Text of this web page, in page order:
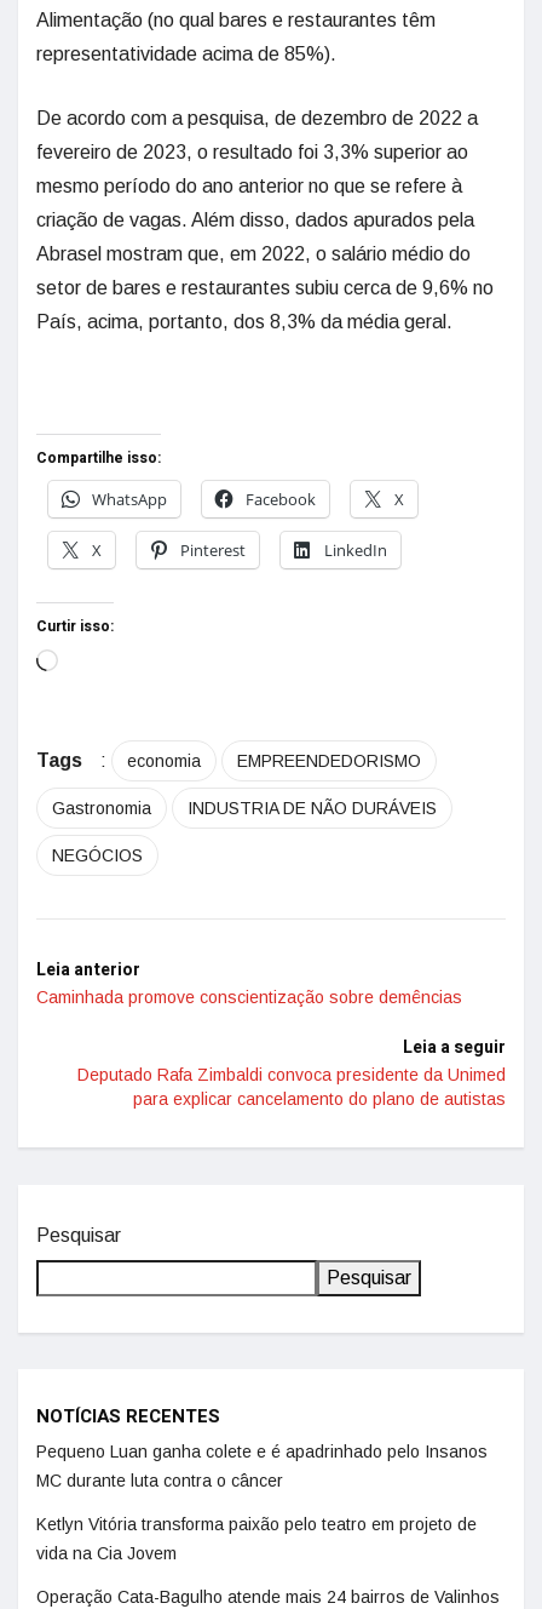
Alimentação (no qual bares e restaurantes têm
representatividade acima de 85%).
De acordo com a pesquisa, de dezembro de 2022 a
fevereiro de 2023, o resultado foi 3,3% superior ao
mesmo período do ano anterior no que se refere à
criação de vagas. Além disso, dados apurados pela
Abrasel mostram que, em 2022, o salário médio do
setor de bares e restaurantes subiu cerca de 9,6% no
País, acima, portanto, dos 8,3% da média geral.
Compartilhe isso:
WhatsApp
Facebook X
X Pinterest LinkedIn
Curtir isso:
Tags : economia EMPREENDEDORISMO
Gastronomia INDUSTRIA DE NÃO DURÁVEIS
NEGÓCIOS
Leia anterior
Caminhada promove conscientização sobre demências
Leia a seguir
Deputado Rafa Zimbaldi convoca presidente da Unimed
para explicar cancelamento do plano de autistas
Pesquisar
Pesquisar
NOTÍCIAS RECENTES
Pequeno Luan ganha colete e é apadrinhado pelo Insanos
MC durante luta contra o câncer
Ketlyn Vitória transforma paixão pelo teatro em projeto de
vida na Cia Jovem
Operação Cata-Bagulho atende mais 24 bairros de Valinhos